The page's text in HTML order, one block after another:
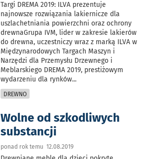
Targi DREMA 2019: ILVA prezentuje
najnowsze rozwiązania lakiernicze dla
uszlachetniania powierzchni oraz ochrony
drewnaGrupa IVM, lider w zakresie lakierów
do drewna, uczestniczy wraz z marką ILVA w
Międzynarodowych Targach Maszyn i
Narzędzi dla Przemysłu Drzewnego i
Meblarskiego DREMA 2019, prestiżowym
wydarzeniu dla rynków...
DREWNO
Wolne od szkodliwych
substancji
ponad rok temu 12.08.2019